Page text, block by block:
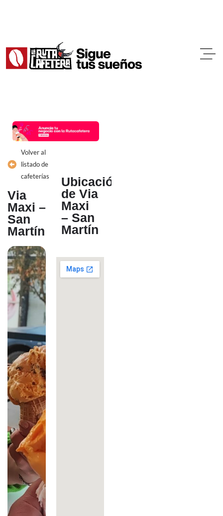
Volver al
listado de
cafeterías
Via
Maxi –
San
Martín
Ubicación
de Via
Maxi
– San
Martín